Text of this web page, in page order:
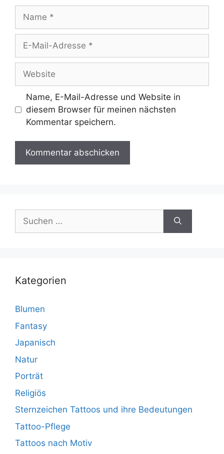
Mail-
Adresse
Name, E-Mail-Adresse und Website in
diesem Browser für meinen nächsten
Kommentar speichern.
Suchen
nach:
Kategorien
Blumen
Fantasy
Japanisch
Natur
Porträt
Religiös
Sternzeichen Tattoos und ihre Bedeutungen
Tattoo-Pflege
Tattoos nach Motiv